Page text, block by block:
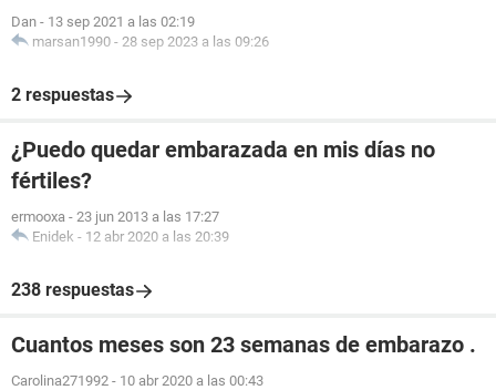
Dan - 13 sep 2021 a las 02:19
marsan1990 - 28 sep 2023 a las 09:26
2 respuestas
¿Puedo quedar embarazada en mis días no
fértiles?
ermooxa - 23 jun 2013 a las 17:27
Enidek - 12 abr 2020 a las 20:39
238 respuestas
Cuantos meses son 23 semanas de embarazo .
Carolina271992 - 10 abr 2020 a las 00:43